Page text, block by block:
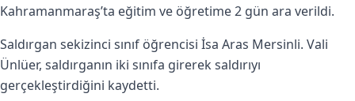
Kahramanmaraş’ta eğitim ve öğretime 2 gün ara verildi.
Saldırgan sekizinci sınıf öğrencisi İsa Aras Mersinli. Vali
Ünlüer, saldırganın iki sınıfa girerek saldırıyı
gerçekleştirdiğini kaydetti.